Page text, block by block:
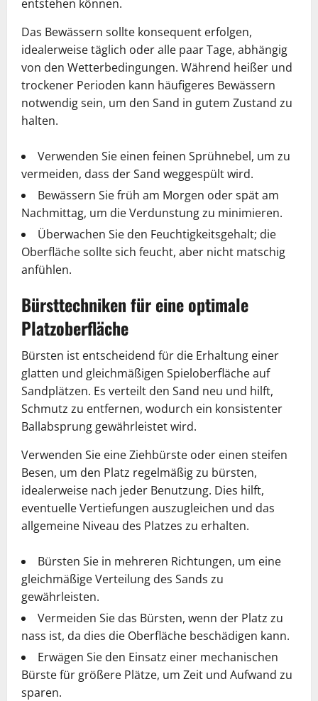
entstehen können.
Das Bewässern sollte konsequent erfolgen,
idealerweise täglich oder alle paar Tage, abhängig
von den Wetterbedingungen. Während heißer und
trockener Perioden kann häufigeres Bewässern
notwendig sein, um den Sand in gutem Zustand zu
halten.
Verwenden Sie einen feinen Sprühnebel, um zu
vermeiden, dass der Sand weggespült wird.
Bewässern Sie früh am Morgen oder spät am
Nachmittag, um die Verdunstung zu minimieren.
Überwachen Sie den Feuchtigkeitsgehalt; die
Oberfläche sollte sich feucht, aber nicht matschig
anfühlen.
Bürsttechniken für eine optimale
Platzoberfläche
Bürsten ist entscheidend für die Erhaltung einer
glatten und gleichmäßigen Spieloberfläche auf
Sandplätzen. Es verteilt den Sand neu und hilft,
Schmutz zu entfernen, wodurch ein konsistenter
Ballabsprung gewährleistet wird.
Verwenden Sie eine Ziehbürste oder einen steifen
Besen, um den Platz regelmäßig zu bürsten,
idealerweise nach jeder Benutzung. Dies hilft,
eventuelle Vertiefungen auszugleichen und das
allgemeine Niveau des Platzes zu erhalten.
Bürsten Sie in mehreren Richtungen, um eine
gleichmäßige Verteilung des Sands zu
gewährleisten.
Vermeiden Sie das Bürsten, wenn der Platz zu
nass ist, da dies die Oberfläche beschädigen kann.
Erwägen Sie den Einsatz einer mechanischen
Bürste für größere Plätze, um Zeit und Aufwand zu
sparen.